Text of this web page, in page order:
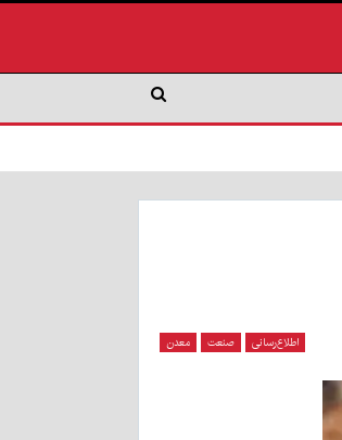
اطلاع‌رسانی صنعت معدن